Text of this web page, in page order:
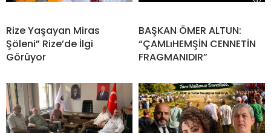
Rize Yaşayan Miras
Şöleni” Rize’de İlgi
Görüyor
BAŞKAN ÖMER ALTUN:
“ÇAMLıHEMŞİN CENNETİN
FRAGMANIDIR”